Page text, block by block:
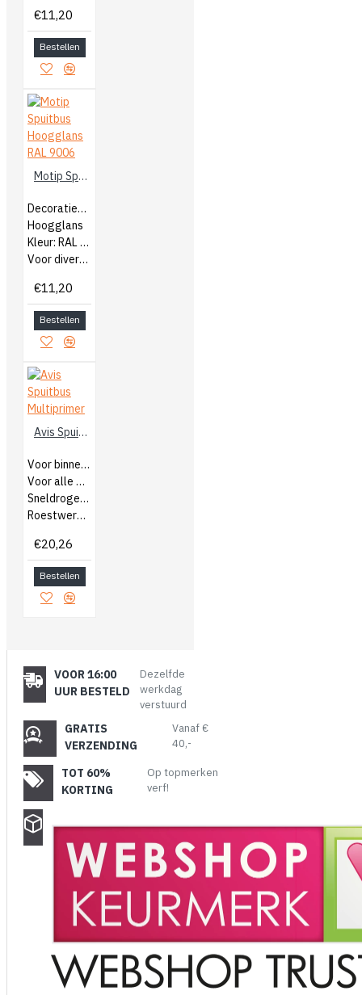
€11,20
Bestellen
Motip Spuitbus Hoogglans RAL 9006
Decoratieve lak
Hoogglans
Kleur: RAL 9006
Voor diverse ondergronden
€11,20
Bestellen
Avis Spuitbus Multiprimer
Voor binnen en buiten
Voor alle ondergronden
Sneldrogend
Roestwerend
€20,26
Bestellen
VOOR 16:00
UUR BESTELD
Dezelfde
werkdag
verstuurd
GRATIS
VERZENDING
Vanaf €
40,-
TOT 60%
KORTING
Op topmerken
verf!